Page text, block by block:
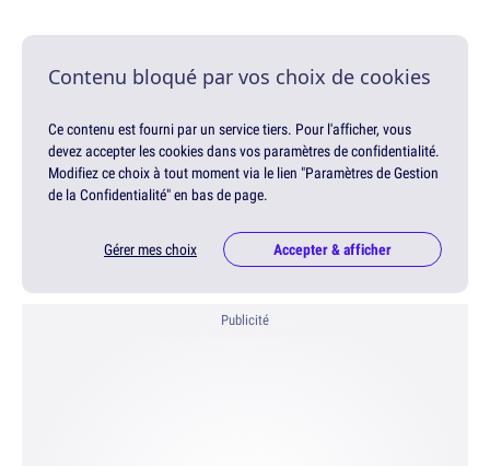
Contenu bloqué par vos choix de cookies
Ce contenu est fourni par un service tiers. Pour l'afficher, vous
devez accepter les cookies dans vos paramètres de confidentialité.
Modifiez ce choix à tout moment via le lien "Paramètres de Gestion
de la Confidentialité" en bas de page.
Gérer mes choix Accepter & afficher
Publicité